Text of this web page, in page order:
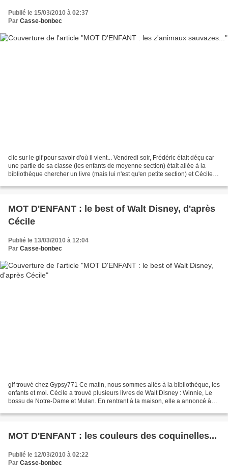
Publié le 15/03/2010 à 02:37
Par Casse-bonbec
clic sur le gif pour savoir d'où il vient... Vendredi soir, Frédéric était déçu car
une partie de sa classe (les enfants de moyenne section) était allée à la
bibliothèque chercher un livre (mais lui n'est qu'en petite section) et Cécile,
MOT D'ENFANT : le best of Walt Disney, d'après
Cécile
Publié le 13/03/2010 à 12:04
Par Casse-bonbec
gif trouvé chez Gypsy771 Ce matin, nous sommes allés à la bibilothèque, les
enfants et moi. Cécile a trouvé plusieurs livres de Walt Disney : Winnie, Le
bossu de Notre-Dame et Mulan. En rentrant à la maison, elle a annoncé à
MOT D'ENFANT : les couleurs des coquinelles...
Publié le 12/03/2010 à 02:22
Par Casse-bonbec